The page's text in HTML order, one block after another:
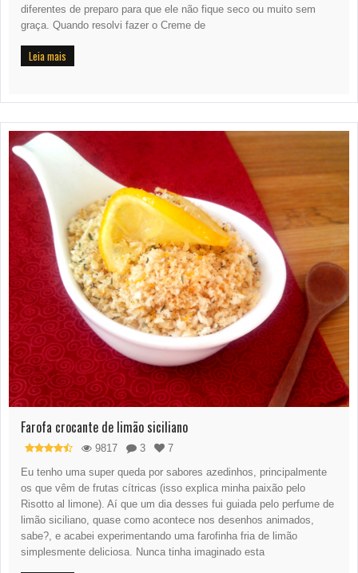
diferentes de preparo para que ele não fique seco ou muito sem
graça. Quando resolvi fazer o Creme de
Leia mais
Farofa crocante de limão siciliano
9817 3
7
Eu tenho uma super queda por sabores azedinhos, principalmente
os que vêm de frutas cítricas (isso explica minha paixão pelo
Risotto al limone). Aí que um dia desses fui guiada pelo perfume de
limão siciliano, quase como acontece nos desenhos animados,
sabe?, e acabei experimentando uma farofinha fria de limão
simplesmente deliciosa. Nunca tinha imaginado esta